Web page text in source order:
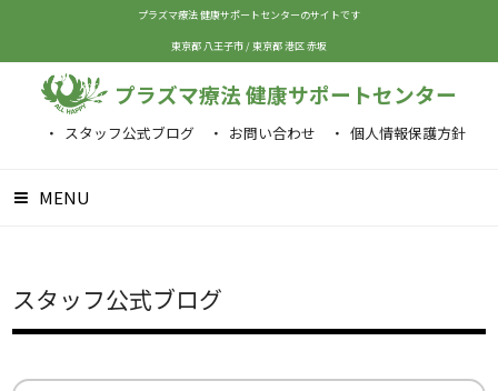
プラズマ療法 健康サポートセンターのサイトです
東京都 八王子市/東京都 港区 赤坂
プラズマ療法 健康サポートセンター
スタッフ公式ブログ お問い合わせ 個人情報保護方針
MENU
スタッフ公式ブログ